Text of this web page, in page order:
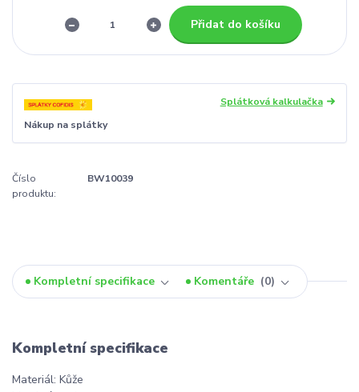
Přidat do košíku
Splátková kalkulačka
Nákup na splátky
Číslo
produktu:
BW10039
Kompletní specifikace Komentáře 0
Kompletní specifikace
Materiál: Kůže